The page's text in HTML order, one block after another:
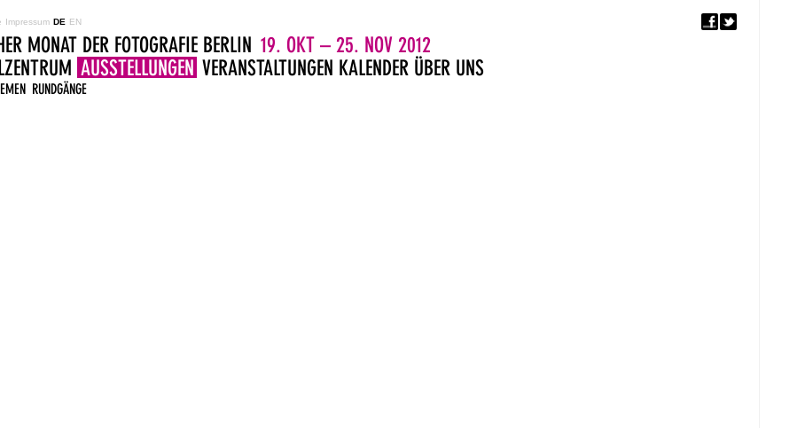
Impressum DE EN 5. EUROPÄISCHER
MONAT DER FOTOGRAFIE BERLIN 19. OKT – 25. NOV 2012
AUSSTELLUNGEN
RUNDGÄNGE
VERANSTALTUNGEN KALENDER ÜBER UNS